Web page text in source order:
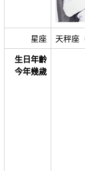
星座 天秤座
生日年齡
今年幾歲